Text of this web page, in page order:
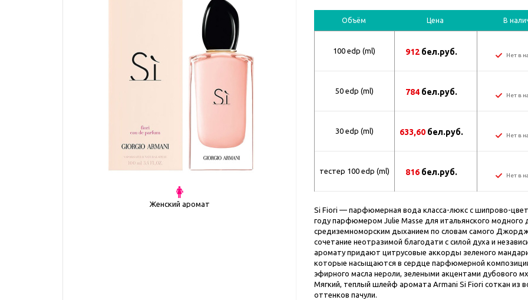
Женский аромат
Объём Цена В
100 edp (ml) 912 бел.руб. Нет в
50 edp (ml) 784 бел.руб. Нет в
30 edp (ml) 633,60 бел.руб. Нет в
тестер 100 edp (ml) 816 бел.руб. Нет в
Si Fiori — парфюмерная вода класса-люкс с шипрово-
году парфюмером Julie Masse для итальянского модного
средиземноморским дыханием по словам самого
сочетание неотразимой благодати с силой духа и
аромату придают цитрусовые аккорды зеленого
которые насыщаются в сердце парфюмерной
эфирного масла нероли, зелеными акцентами дубового
Мягкий, теплый шлейф аромата Armani Si Fiori соткан из
оттенков пачули.